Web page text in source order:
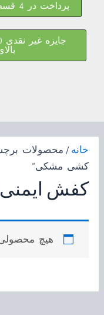
پرداخت در 4 قسط توسط درگاه پرداخت ترب پی
خانه / محصولات
کشی مشکی”
کفش
هیچ